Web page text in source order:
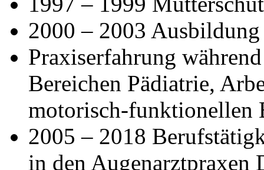
2000 – 2003
Praxiserfahrung
Bereichen Pädiatrie,
motorisch-funktionellen
2005 – 2018
in den Augenarztpraxen